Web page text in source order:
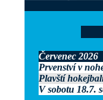
Červenec 2026
Prvenství v
Plavští
V sobotu 18.7.